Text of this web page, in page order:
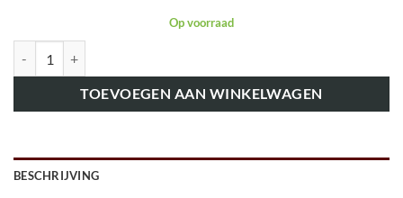
Op voorraad
TOEVOEGEN AAN WINKELWAGEN
BESCHRIJVING